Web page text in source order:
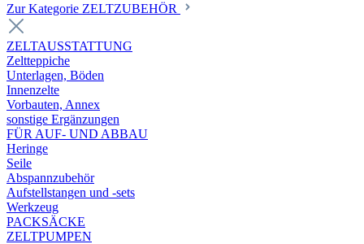
Zur Kategorie ZELTZUBEHÖR
ZELTAUSSTATTUNG
Zeltteppiche
Unterlagen, Böden
Innenzelte
Vorbauten, Annex
sonstige Ergänzungen
FÜR AUF- UND ABBAU
Heringe
Seile
Abspannzubehör
Aufstellstangen und -sets
Werkzeug
PACKSÄCKE
ZELTPUMPEN